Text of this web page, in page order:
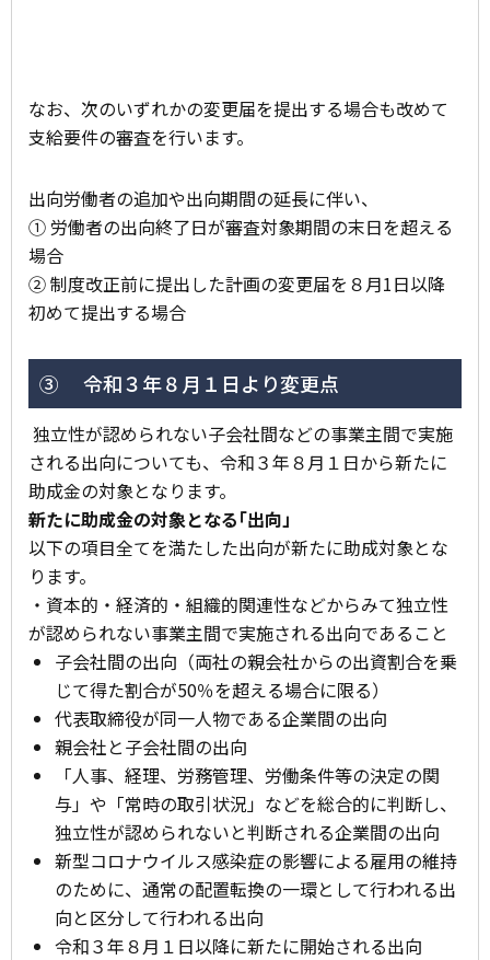
なお、次のいずれかの変更届を提出する場合も改めて
支給要件の審査を行います。
出向労働者の追加や出向期間の延長に伴い、
① 労働者の出向終了日が審査対象期間の末日を超える
場合
② 制度改正前に提出した計画の変更届を８月1日以降
初めて提出する場合
③ 令和３年８月１日より変更点
独立性が認められない子会社間などの事業主間で実施
される出向についても、令和３年８月１日から新たに
助成金の対象となります。
新たに助成金の対象となる｢出向」
以下の項目全てを満たした出向が新たに助成対象とな
ります。
・資本的・経済的・組織的関連性などからみて独立性
が認められない事業主間で実施される出向であること
子会社間の出向（両社の親会社からの出資割合を乗
じて得た割合が50％を超える場合に限る）
代表取締役が同一人物である企業間の出向
親会社と子会社間の出向
「人事、経理、労務管理、労働条件等の決定の関
与」や「常時の取引状況」などを総合的に判断し、
独立性が認められないと判断される企業間の出向
新型コロナウイルス感染症の影響による雇用の維持
のために、通常の配置転換の一環として行われる出
向と区分して行われる出向
令和３年８月１日以降に新たに開始される出向